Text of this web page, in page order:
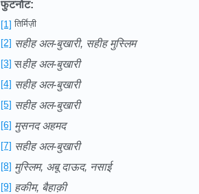
फुटनोट:
[1] तिर्मिज़ी
[2] सहीह अल-बुखारी, सहीह मुस्लिम
[3] सहीह अल-बुखारी
[4] सहीह अल-बुखारी
[5] सहीह अल-बुखारी
[6] मुसनद अहमद
[7] सहीह अल-बुखारी
[8] मुस्लिम, अबू दाऊद, नसाई
[9] हकीम, बैहाक़ी